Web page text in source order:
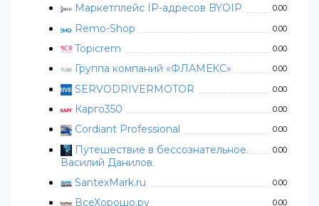
Маркетплейс IP-адресов BYOIP 0.00
Remo-Shop 0.00
Topicrem 0.00
Группа компаний «ФЛАМЕКС» 0.00
SERVODRIVERMOTOR 0.00
Карго350 0.00
Cordiant Professional 0.00
Путешествие в бессознательное.
Василий Данилов.
0.00
SantexMark.ru 0.00
ВсеХорошо.ру 0.00